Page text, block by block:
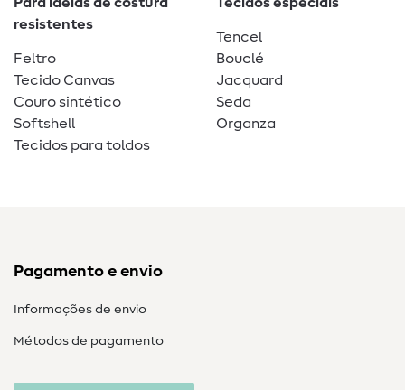
Para ideias de costura
resistentes
Feltro
Tecido Canvas
Couro sintético
Softshell
Tecidos para toldos
Tecidos especiais
Tencel
Bouclé
Jacquard
Seda
Organza
Pagamento e envio
Informações de envio
Métodos de pagamento